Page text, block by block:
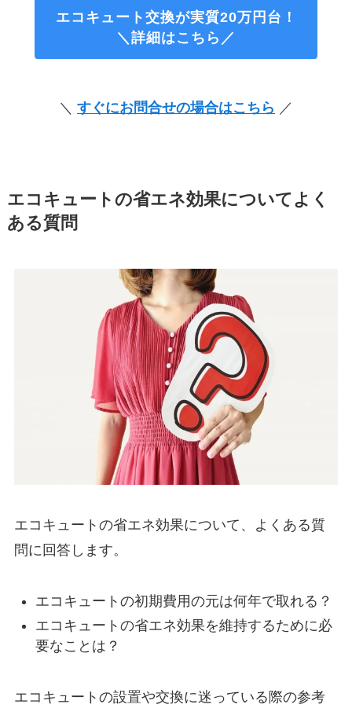
エコキュート交換が実質20万円台！
＼詳細はこちら／
＼ すぐにお問合せの場合はこちら ／
エコキュートの省エネ効果についてよく
ある質問
エコキュートの省エネ効果について、よくある質
問に回答します。
エコキュートの初期費用の元は何年で取れる？
エコキュートの省エネ効果を維持するために必
要なことは？
エコキュートの設置や交換に迷っている際の参考